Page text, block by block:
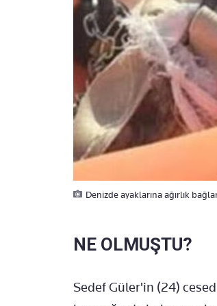
Denizde ayaklarına ağırlık
NE OLMUŞTU?
Sedef Güler'in (24)